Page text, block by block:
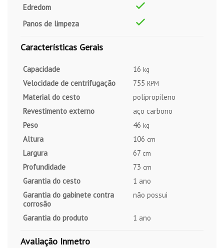
Edredom
Panos de limpeza
Características Gerais
Capacidade 16 kg
Velocidade de centrifugação 755 RPM
Material do cesto
polipropileno
Revestimento externo
aço carbono
Peso
46 kg
Altura 106 cm
Largura 67 cm
Profundidade 73 cm
Garantia do cesto
1 ano
Garantia do gabinete contra
corrosão
não possui
Garantia do produto 1 ano
Avaliação Inmetro